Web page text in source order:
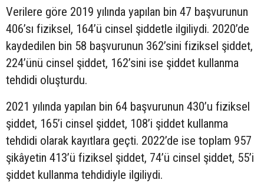
Verilere göre 2019 yılında yapılan bin 47 başvurunun
406’sı fiziksel, 164’ü cinsel şiddetle ilgiliydi. 2020’de
kaydedilen bin 58 başvurunun 362’sini fiziksel şiddet,
224’ünü cinsel şiddet, 162’sini ise şiddet kullanma
tehdidi oluşturdu.
2021 yılında yapılan bin 64 başvurunun 430’u fiziksel
şiddet, 165’i cinsel şiddet, 108’i şiddet kullanma
tehdidi olarak kayıtlara geçti. 2022’de ise toplam 957
şikâyetin 413’ü fiziksel şiddet, 74’ü cinsel şiddet, 55’i
şiddet kullanma tehdidiyle ilgiliydi.